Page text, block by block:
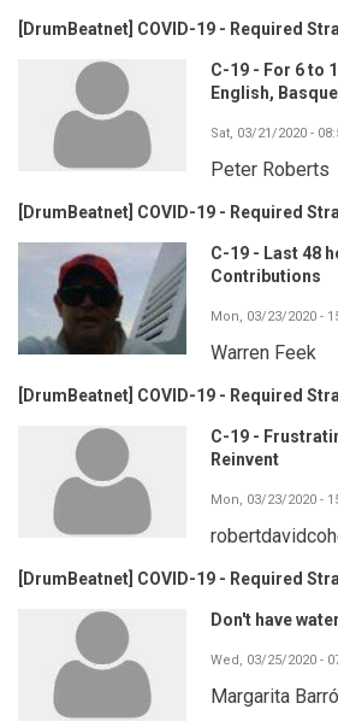
[DrumBeatnet] COVID-19 - Required
C-19 - For 6 to
English,
Sat, 03/21/2020 -
Peter Roberts
[DrumBeatnet] COVID-19 - Required
C-19 - Last 48
Contributions
Mon, 03/23/2020 -
Warren Feek
[DrumBeatnet] COVID-19 - Required
C-19 -
Reinvent
Mon, 03/23/2020 -
[DrumBeatnet] COVID-19 - Required
Don't have water
Wed, 03/25/2020 -
Margarita